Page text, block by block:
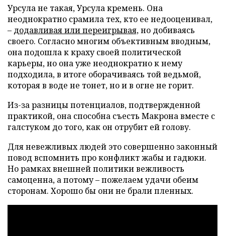
Урсула не такая, Урсула кремень. Она
неоднократно срамила тех, кто ее недооценивал,
– додавливая или переигрывая,но добиваясь
своего. Согласно многим объективным вводным,
она подошла к краху своей политической
карьеры, но она уже неоднократно к нему
подходила, в итоге оборачиваясь той ведьмой,
которая в воде не тонет, но и в огне не горит.
Из-за разницы потенциалов, подтвержденной
практикой, она способна съесть Макрона вместе с
галстуком до того, как он отрубит ей голову.
Для невежливых людей это совершенно законный
повод вспомнить про конфликт жабы и гадюки.
Но рамках внешней политики вежливость
самоценна, а потому – пожелаем удачи обеим
сторонам. Хорошо бы они не брали пленных.